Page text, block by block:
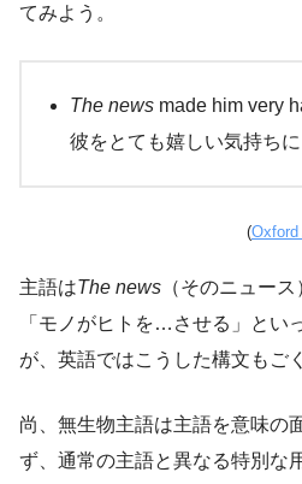
てみよう。
The news made him very
彼をとても嬉しい気持ち
(Oxford
主語はThe news （そのニュー
「モノがヒトを…させる」とい
が、英語ではこうした構文もご
尚、無生物主語は主語を意味の
ず、通常の主語と異なる特別な